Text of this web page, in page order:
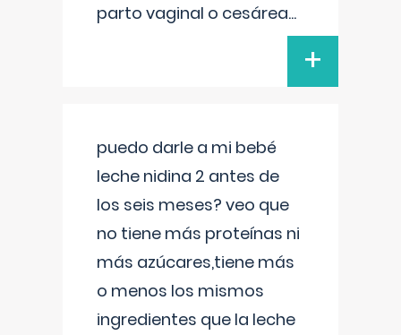
parto vaginal o cesárea...
+
puedo darle a mi bebé
leche nidina 2 antes de
los seis meses? veo que
no tiene más proteínas ni
más azúcares,tiene más
o menos los mismos
ingredientes que la leche